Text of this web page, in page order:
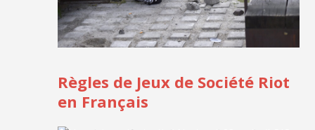
Règles de Jeux de Société Riot
en Français